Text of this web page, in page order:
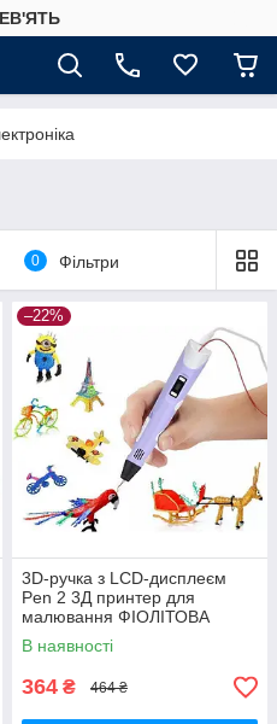
0 Фільтри
–22%
3D-ручка з LCD-дисплеєм
Pen 2 3Д принтер для
малювання ФІОЛІТОВА
В наявності
364 ₴ 464 ₴